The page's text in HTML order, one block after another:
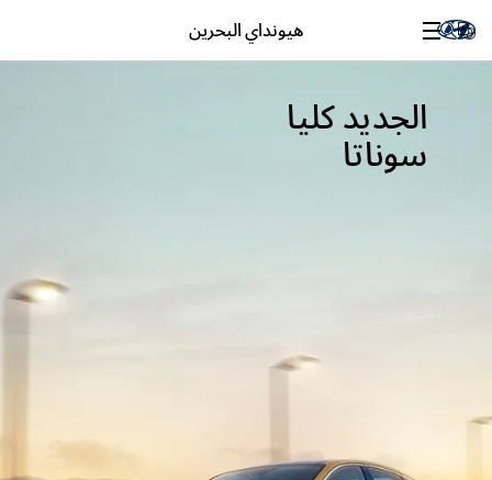
هيونداي البحرين
الجديد كليا
سوناتا